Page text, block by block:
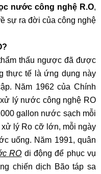
nước công nghệ R.O,
sự ra đời của công nghệ
thấu ngược đã được
thực tế là ứng dụng này
Năm 1962 của Chính
lý nước công nghệ RO
gallon nước sạch mỗi
xử lý Ro cỡ lớn, mỗi ngày
uống. Năm 1991, quân
RO di động để phục vụ
chiến dịch Bão táp sa